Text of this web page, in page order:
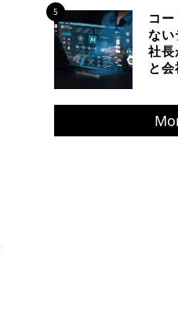
5
コ
ない
社長
と